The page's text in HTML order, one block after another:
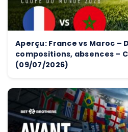
Aperçu: France vs Maroc –
compositions, absences –
(09/07/2026)